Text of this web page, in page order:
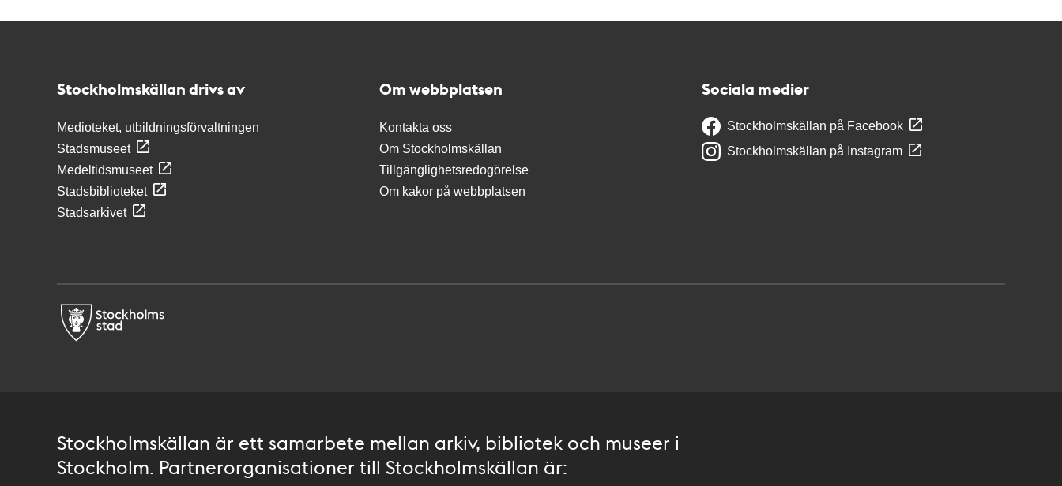
Stockholmskällan drivs av
Medioteket, utbildningsförvaltningen
Stadsmuseet
Medeltidsmuseet
Stadsbiblioteket
Stadsarkivet
Om webbplatsen
Kontakta oss
Om Stockholmskällan
Tillgänglighetsredogörelse
Om kakor på webbplatsen
Sociala medier
Stockholmskällan på Facebook
Stockholmskällan på Instagram
Stockholmskällan är ett samarbete mellan arkiv, bibliotek och museer i
Stockholm. Partnerorganisationer till Stockholmskällan är: